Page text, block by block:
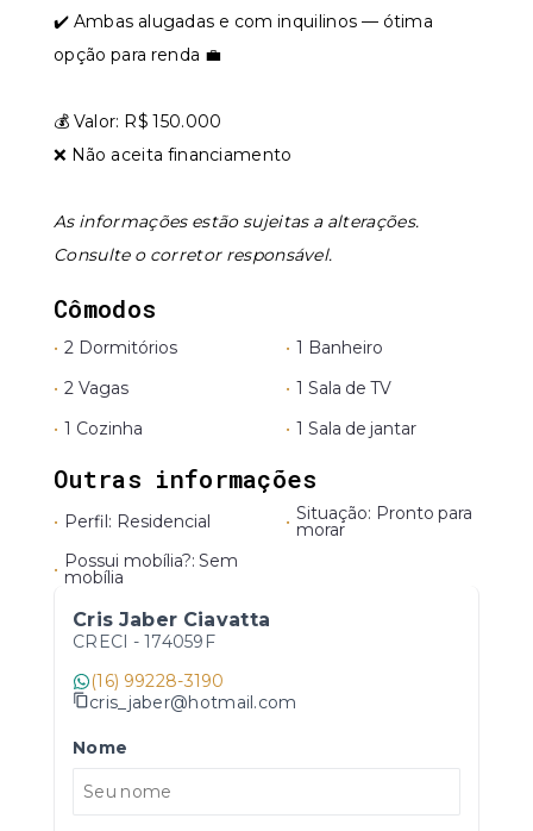
✔️ Ambas alugadas e com inquilinos — ótima
opção para renda 💼
💰 Valor: R$ 150.000
❌ Não aceita financiamento
As informações estão sujeitas a alterações.
Consulte o corretor responsável.
Cômodos
• 2 Dormitórios • 1 Banheiro
• 2 Vagas • 1 Sala de TV
• 1 Cozinha • 1 Sala de jantar
Outras informações
• Perfil: Residencial • Situação: Pronto para
morar
• Possui mobília?: Sem
mobília
Cris Jaber Ciavatta
CRECI - 174059F
(16) 99228-3190
cris_jaber@hotmail.com
Nome